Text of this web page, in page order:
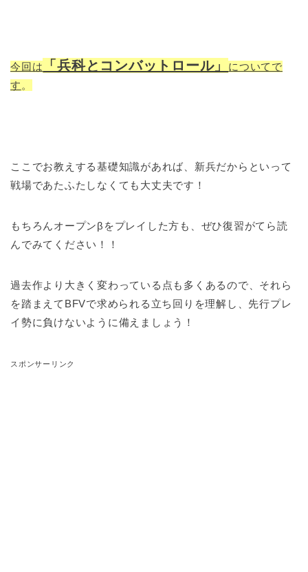
今回は 「兵科とコンバットロール」についてで
す 。
ここでお教えする基礎知識があれば、新兵だからといって
戦場であたふたしなくても大丈夫です！
もちろんオープンβをプレイした方も、ぜひ復習がてら読
んでみてください！！
過去作より大きく変わっている点も多くあるので、それら
を踏まえてBFVで求められる立ち回りを理解し、先行プレ
イ勢に負けないように備えましょう！
スポンサーリンク